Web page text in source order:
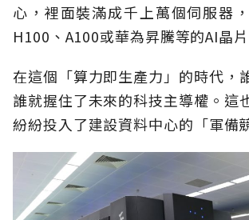
心，裡面裝滿成千上萬個伺服器
H100、A100或華為昇騰等的AI晶片
在這個「算力即生產力」的時代，
誰就握住了未來的科技主導權。這
紛紛投入了建設資料中心的「軍備